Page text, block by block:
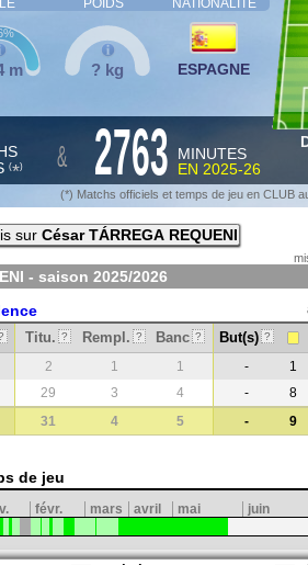
POIDS NATIONALITE
m ? kg ESPAGNE
(*) & 2763 MINUTES
EN 2025-26
(*) Matchs officiels et temps de jeu en CLUB
sur César TÁRREGA REQUENI
- saison 2025/2026
Titu. ? Rempl. ? Banc ? But(s) ?
2 1 1 - 1
29 3 4 - 8
31 4 5 - 9
de jeu
févr. mars avril mai juin